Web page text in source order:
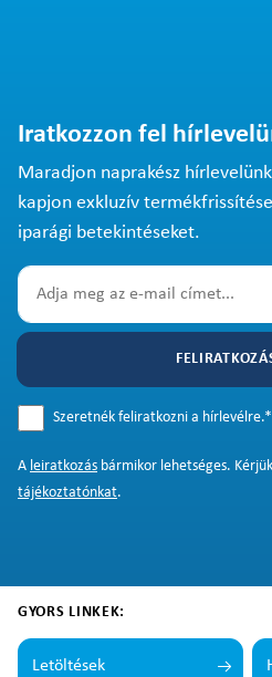
Iratkozzon fel
Maradjon naprakész
kapjon exkluzív
iparági betekintéseket.
Szeretnék feliratkozni a hírlevélre.*
A leiratkozás bármikor lehetséges.
tájékoztatónkat.
GYORS LINKEK:
Letöltések